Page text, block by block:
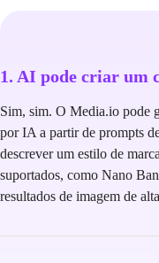
1. AI pode criar um
Sim, sim. O Media.io pode
por IA a partir de prompts
descrever um estilo de
suportados, como Nano
resultados de imagem de